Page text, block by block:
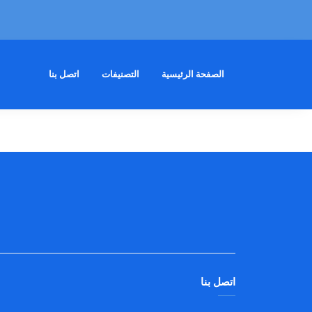
الصفحة الرئيسية التصنيفات اتصل بنا
اتصل بنا